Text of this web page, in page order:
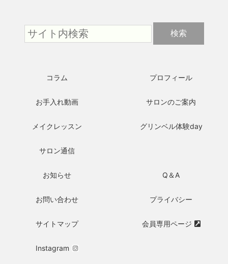
コラム プロフィール
お手入れ動画 サロンのご案内
メイクレッスン グリンベル体験day
サロン通信
お知らせ Q＆A
お問い合わせ プライバシー
サイトマップ 会員専用ページ
Instagram